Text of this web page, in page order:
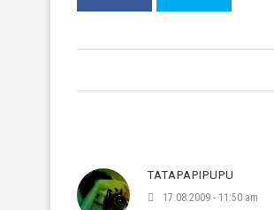
TATAPAPIPUPU
17.08.2009 - 11:50 am